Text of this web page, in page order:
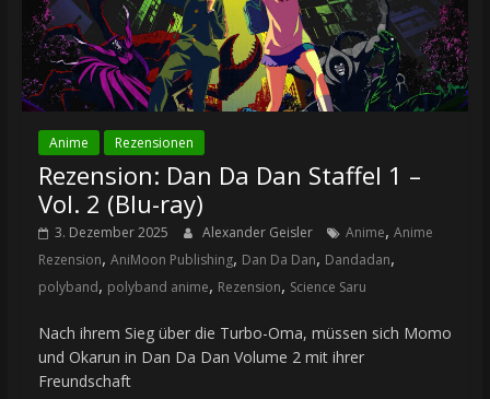
Anime Rezensionen
Rezension: Dan Da Dan Staffel 1 –
Vol. 2 (Blu-ray)
3. Dezember 2025 Alexander Geisler Anime, Anime
Rezension, AniMoon Publishing, Dan Da Dan, Dandadan,
polyband, polyband anime, Rezension, Science Saru
Nach ihrem Sieg über die Turbo-Oma, müssen sich Momo
und Okarun in Dan Da Dan Volume 2 mit ihrer
Freundschaft